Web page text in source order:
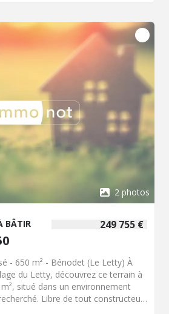
2 photos
249 755 €
BÂTIR
- 650 m² - Bénodet (Le Letty) À
du Letty, découvrez ce terrain à
situé dans un environnement
Libre de tout constructeur,